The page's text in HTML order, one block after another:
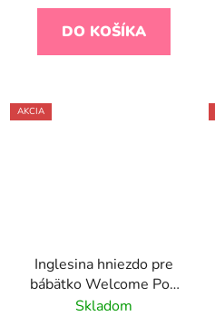
DO KOŠÍKA
AKCIA
Inglesina hniezdo pre
bábätko Welcome Pod
Harmony Grey
Skladom